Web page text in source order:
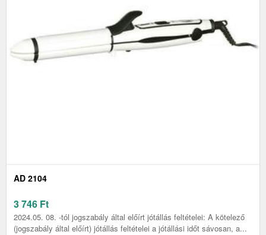
AD 2104
3 746 Ft
2024.05. 08. -tól jogszabály által előírt jótállás feltételei: A kötelező
(jogszabály által előírt) jótállás feltételei a jótállási időt sávosan, a...